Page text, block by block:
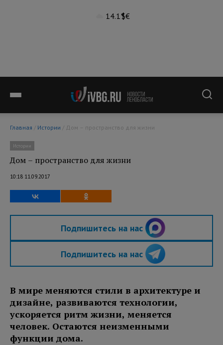
14.1°$€
Главная / Истории / Дом – пространство для жизни
Истории
Дом – пространство для жизни
10:18 11.09.2017
Подпишитесь на нас
Подпишитесь на нас
В мире меняются стили в архитектуре и
дизайне, развиваются технологии,
ускоряется ритм жизни, меняется
человек. Остаются неизменными
функции дома.